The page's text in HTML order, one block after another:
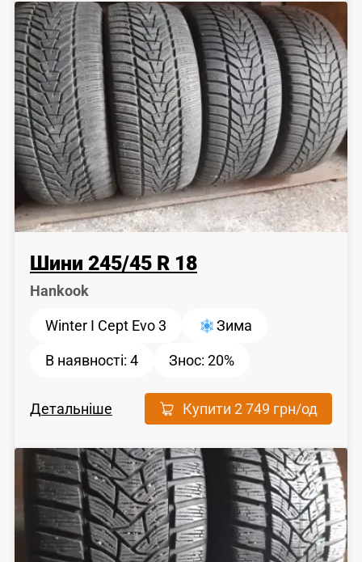
Шини 245/45 R 18
Hankook
Winter I Cept Evo 3 Зима
В наявності: 4 Знос:20%
Детальніше Купити2 749 грн/од